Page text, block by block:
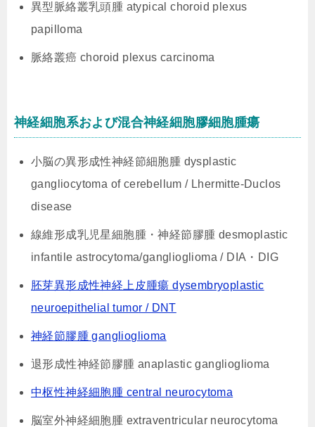
異型脈絡叢乳頭腫 atypical choroid plexus
papilloma
脈絡叢癌 choroid plexus carcinoma
神経細胞系および混合神経細胞膠細胞腫瘍
小脳の異形成性神経節細胞腫 dysplastic
gangliocytoma of cerebellum / Lhermitte-Duclos
disease
線維形成乳児星細胞腫・神経節膠腫 desmoplastic
infantile astrocytoma/ganglioglioma / DIA・DIG
胚芽異形成性神経上皮腫瘍 dysembryoplastic
neuroepithelial tumor / DNT
神経節膠腫 ganglioglioma
退形成性神経節膠腫 anaplastic ganglioglioma
中枢性神経細胞腫 central neurocytoma
脳室外神経細胞腫 extraventricular neurocytoma